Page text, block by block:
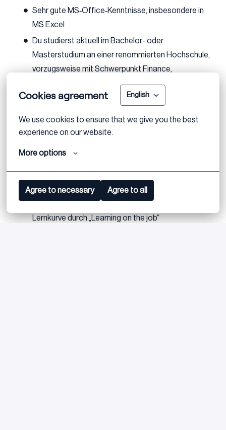
Cookies agreement English
We use cookies to ensure that we give you the best
experience on our website.
More options
Agree to necessary Agree to all
Sehr gute MS‑Office‑Kenntnisse, insbesondere in
MS Excel
Du studierst aktuell im Bachelor- oder
Masterstudium an einer renommierten Hochschule,
vorzugsweise mit Schwerpunkt Finance,
Accounting, Betriebswirtschaft oder einem
vergleichbaren Studiengang
Bereich Valuation oder Finance (z. B. Audit,
Du bist für einen Zeitraum von mindestens drei
Monaten verfügbar
Was wir dir bieten
Lernkurve durch „Learning on the job“